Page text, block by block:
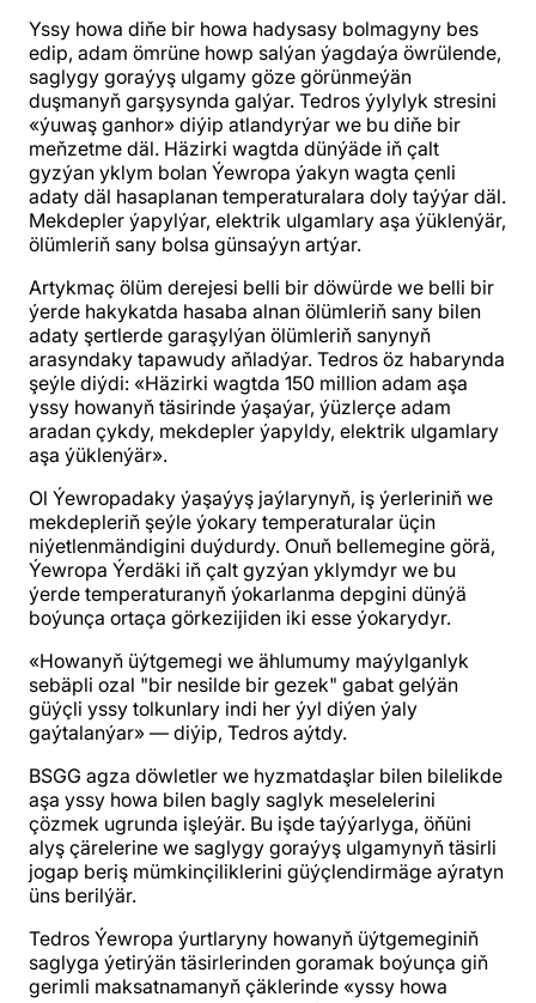
Yssy howa diňe bir howa hadysasy bolmagyny bes
edip, adam ömrüne howp salýan ýagdaýa öwrülende,
saglygy goraýyş ulgamy göze görünmeýän
duşmanyň garşysynda galýar. Tedros ýylylyk stresini
«ýuwaş ganhor» diýip atlandyrýar we bu diňe bir
meňzetme däl. Häzirki wagtda dünýäde iň çalt
gyzýan yklym bolan Ýewropa ýakyn wagta çenli
adaty däl hasaplanan temperaturalara doly taýýar däl.
Mekdepler ýapylýar, elektrik ulgamlary aşa ýüklenýär,
ölümleriň sany bolsa günsaýyn artýar.
Artykmaç ölüm derejesi belli bir döwürde we belli bir
ýerde hakykatda hasaba alnan ölümleriň sany bilen
adaty şertlerde garaşylýan ölümleriň sanynyň
arasyndaky tapawudy aňladýar. Tedros öz habarynda
şeýle diýdi: «Häzirki wagtda 150 million adam aşa
yssy howanyň täsirinde ýaşaýar, ýüzlerçe adam
aradan çykdy, mekdepler ýapyldy, elektrik ulgamlary
aşa ýüklenýär».
Ol Ýewropadaky ýaşaýyş jaýlarynyň, iş ýerleriniň we
mekdepleriň şeýle ýokary temperaturalar üçin
niýetlenmändigini duýdurdy. Onuň bellemegine görä,
Ýewropa Ýerdäki iň çalt gyzýan yklymdyr we bu
ýerde temperaturanyň ýokarlanma depgini dünýä
boýunça ortaça görkezijiden iki esse ýokarydyr.
«Howanyň üýtgemegi we ählumumy maýylganlyk
sebäpli ozal "bir nesilde bir gezek" gabat gelýän
güýçli yssy tolkunlary indi her ýyl diýen ýaly
gaýtalanýar» — diýip, Tedros aýtdy.
BSGG agza döwletler we hyzmatdaşlar bilen bilelikde
aşa yssy howa bilen bagly saglyk meselelerini
çözmek ugrunda işleýär. Bu işde taýýarlyga, öňüni
alyş çärelerine we saglygy goraýyş ulgamynyň täsirli
jogap beriş mümkinçiliklerini güýçlendirmäge aýratyn
üns berilýär.
Tedros Ýewropa ýurtlaryny howanyň üýtgemeginiň
saglyga ýetirýän täsirlerinden goramak boýunça giň
gerimli maksatnamanyň çäklerinde «yssy howa